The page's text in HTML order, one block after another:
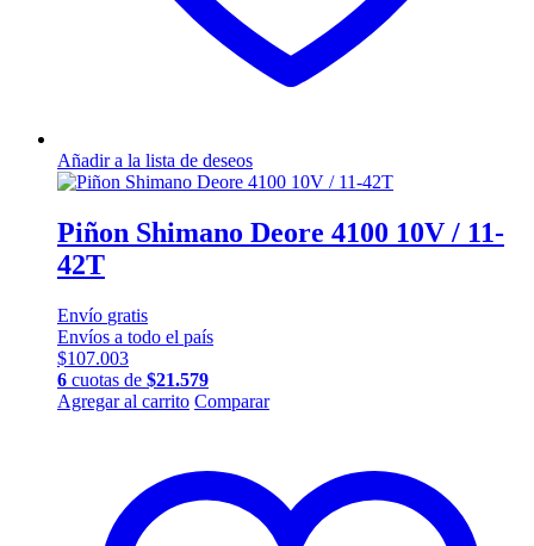
Añadir a la lista de deseos
Piñon Shimano Deore 4100 10V / 11-
42T
Envío gratis
Envíos a todo el país
$107.003
6 cuotas de $21.579
Agregar al carrito Comparar